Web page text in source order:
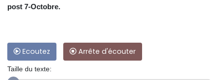
post 7-Octobre.
Ecoutez Arrête d'écouter
Taille du texte: